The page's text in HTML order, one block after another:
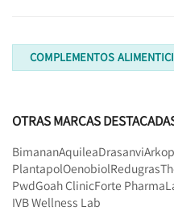
COMPLEMENTOS
OTRAS MARCAS
BimananAquileaDrasanvi
PlantapolOenobiolRedugras
PwdGoah ClinicForte Pharma
IVB Wellness Lab